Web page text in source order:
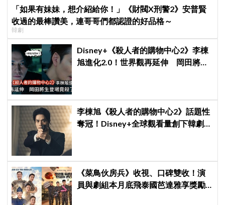
「如果有妹妹，想介紹給你！」《財閥X刑警2》安普賢
收過的最棒讚美，連哥哥們都認證的好品格～
韓劇
Disney+《殺人者的購物中心2》李棟
旭進化2.0！世界觀再延伸 岡田將生
李棟旭《殺人者的購物中心2》話題性
奪冠！Disney+全球觀看量創下韓劇新
《菜鳥伙房兵》收視、口碑雙收！演
員與劇組本月底飛泰國芭達雅享獎勵